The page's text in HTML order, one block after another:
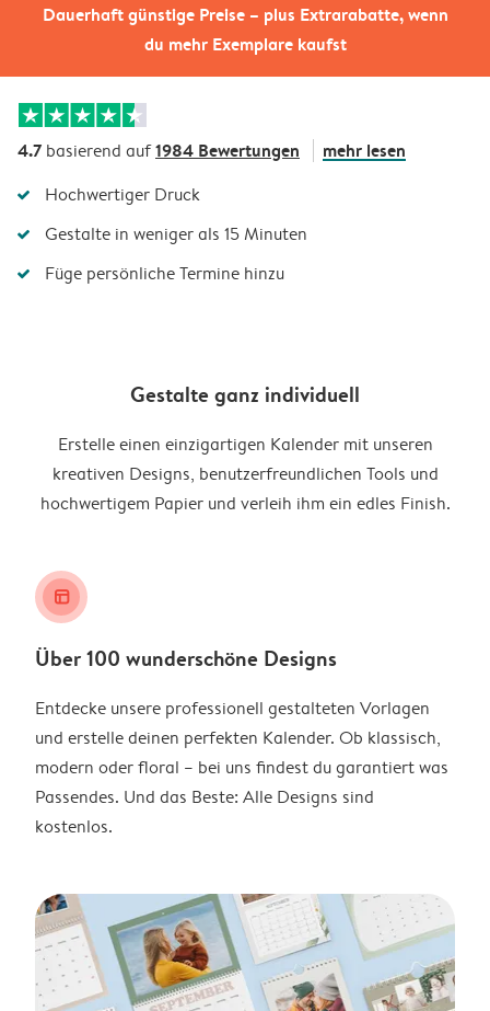
Dauerhaft günstige Preise – plus Extrarabatte, wenn
du mehr Exemplare kaufst
4.7 basierend auf1984 Bewertungen mehr lesen
Hochwertiger Druck
Gestalte in weniger als 15 Minuten
Füge persönliche Termine hinzu
Gestalte ganz individuell
Erstelle einen einzigartigen Kalender mit unseren
kreativen Designs, benutzerfreundlichen Tools und
hochwertigem Papier und verleih ihm ein edles Finish.
layout_alt
Über 100 wunderschöne Designs
Entdecke unsere professionell gestalteten Vorlagen
und erstelle deinen perfekten Kalender. Ob klassisch,
modern oder floral – bei uns findest du garantiert was
Passendes. Und das Beste: Alle Designs sind
kostenlos.